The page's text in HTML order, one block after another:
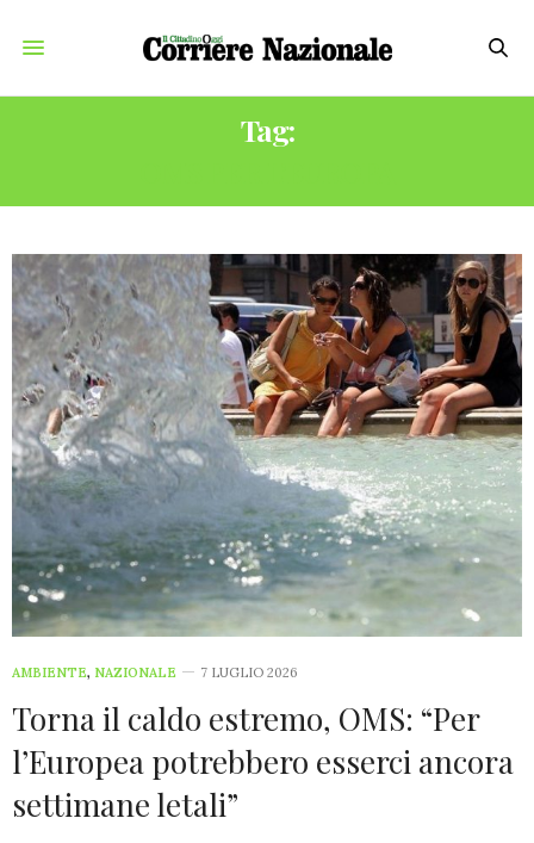
Tag:
AMBIENTE, NAZIONALE 7 LUGLIO 2026
Torna il caldo estremo, OMS: “Per
l’Europea potrebbero esserci ancora
settimane letali”